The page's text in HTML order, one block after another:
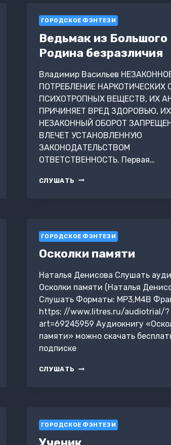
ГОРОДСКОЕ ФЭНТЕЗИ
Ведьмак из Большого
Родина безразличия
Владимир Васильев
ПОТРЕБЛЕНИЕ НАРКОТИЧЕСКИХ
ПСИХОТРОПНЫХ ВЕЩЕСТВ, ИХ
ПРИЧИНЯЕТ ВРЕД ЗДОРОВЬЮ, ИХ
НЕЗАКОННЫЙ ОБОРОТ
ВЛЕЧЕТ УСТАНОВЛЕННУЮ
ЗАКОНОДАТЕЛЬСТВОМ
ОТВЕТСТВЕННОСТЬ. Первая…
СЛУШАТЬ ВЕДЬМАК
ГОРОДСКОЕ ФЭНТЕЗИ
Осколки памяти
Наталья Денисова Слушать
Осколки памяти (Наталья
Слушать Форматы: MP3,M4B
https: //www.litres.ru/audiotrial/?
art=69245959 Аудиокнигу
памяти» можно скачать
подписке
СЛУШАТЬ ОСКОЛКИ
ГОРОДСКОЕ ФЭНТЕЗИ